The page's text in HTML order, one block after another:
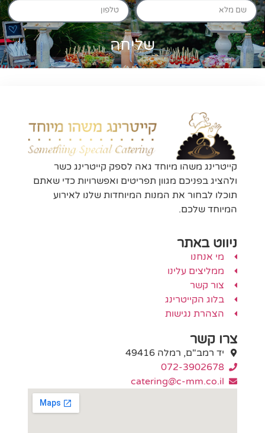
שליחה
קייטרינג משהו מיוחד גאה לספק קייטרינג כשר
ולהציג בפניכם מגוון תפריטים ואפשרויות כדי שאתם
תוכלו לבחור את המנות המיוחדות שלנו לאירוע
המיוחד שלכם.
ניווט באתר
מי אנחנו
ממליצים עלינו
צור קשר
בלוג הקייטרינג
הצהרת נגישות
צרו קשר
יד רמב"ם, רמלה 49416
072-3902678
catering@c-mm.co.il